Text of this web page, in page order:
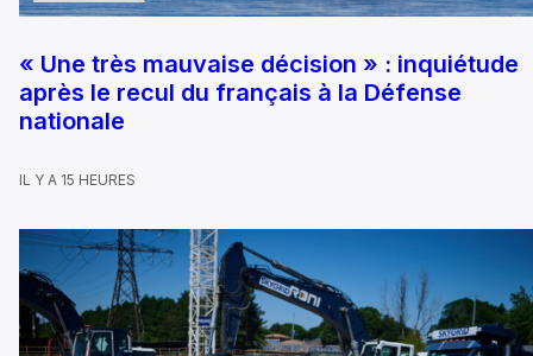
« Une très mauvaise décision » : inquiétude
après le recul du français à la Défense
nationale
IL Y A 15 HEURES